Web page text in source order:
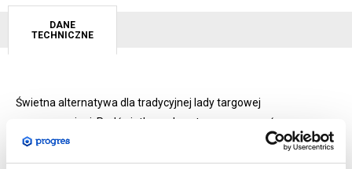
DANE
TECHNICZNE
Świetna alternatywa dla tradycyjnej lady targowej
czy recepcyjnej. Podświetlana, dwustronna, przenośna
i niezwykle prosta w obsłudze - to główne zalety tego systemu.
Trybunka została wykonana z mocnego aluminium